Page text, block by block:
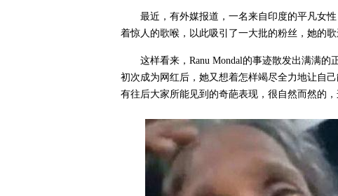
最近，有外媒报道，一名来自印度的平凡女
着惊人的歌喉，以此吸引了一大批的粉丝，她的
这样看来，Ranu Mondal的事迹散发出满满
初次成为网红后，她又想着怎样竭尽全力地让自
有往后大家所能见到的奇葩表现，很自然而然的